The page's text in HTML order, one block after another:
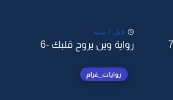
قبل 2 سنة
رواية وين يروح قلبك -6
روايات_غرام